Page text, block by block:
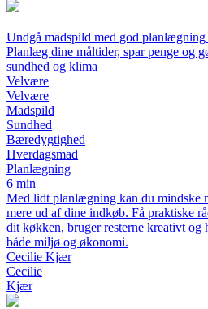
Undgå madspild med god planlægning
Planlæg dine måltider, spar penge og
sundhed og klima
Velvære
Velvære
Madspild
Sundhed
Bæredygtighed
Hverdagsmad
Planlægning
6 min
Med lidt planlægning kan du mindske
mere ud af dine indkøb. Få praktiske
dit køkken, bruger resterne kreativt og
både miljø og økonomi.
Cecilie Kjær
Cecilie
Kjær